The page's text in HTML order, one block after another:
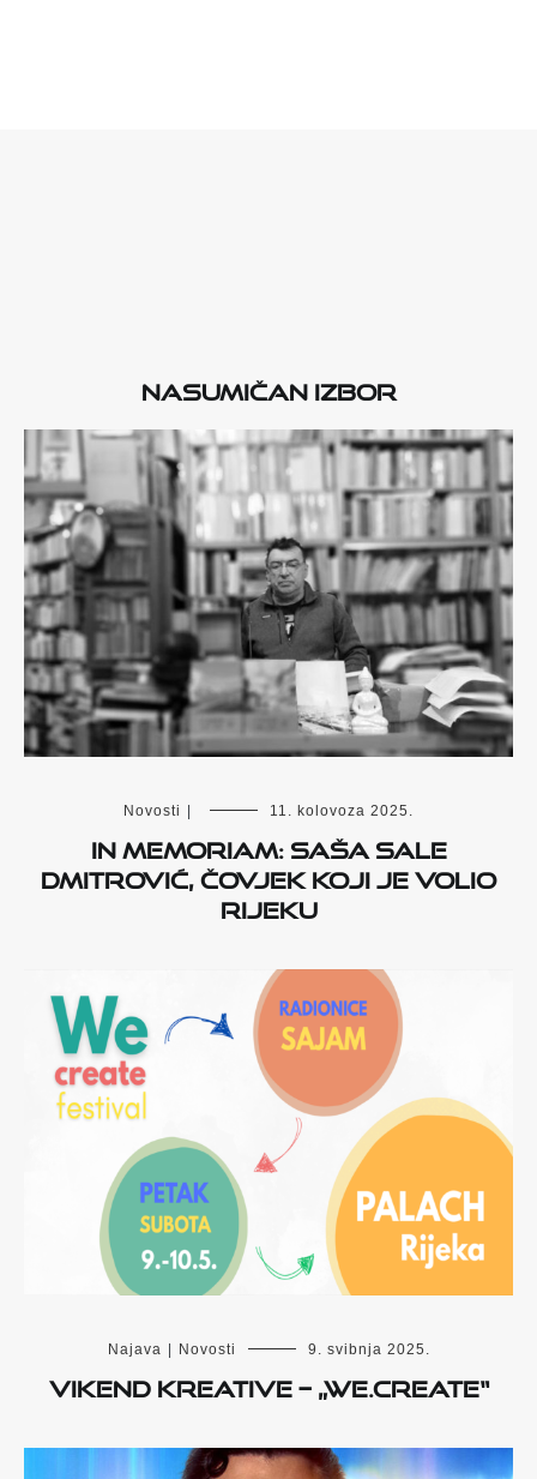
Nasumičan izbor
Novosti 11. kolovoza 2025.
IN MEMORIAM: SAŠA SALE
DMITROVIĆ, ČOVJEK KOJI JE VOLIO
RIJEKU
Najava Novosti 9. svibnja 2025.
Vikend kreative – „We.Create“